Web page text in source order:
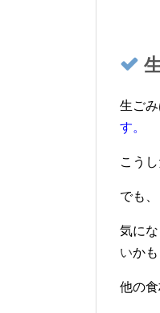
生ごみ
す。
こう
でも、
気に
いかも
他の食